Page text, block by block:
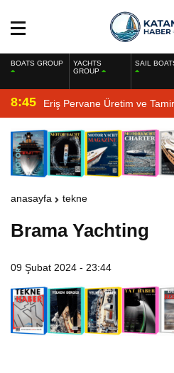
BOATS GROUP
YACHTS
GROUP
SAIL
8:45 Eriş Pervane Üretim ve
anasayfa tekne
Brama Yachting
09 Şubat 2024 - 23:44